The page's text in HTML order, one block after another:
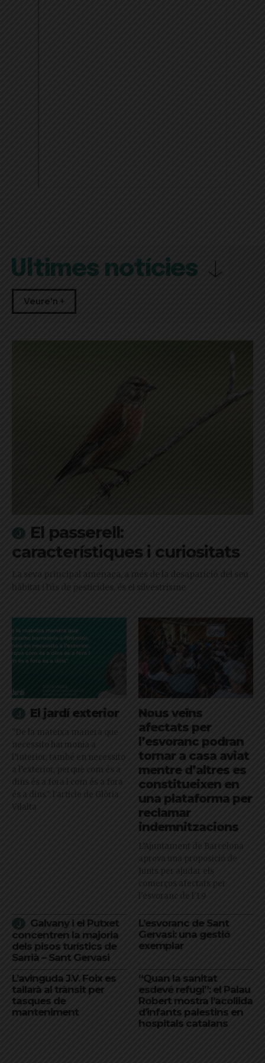
Últimes notícies
Veure'n +
El passerell:
característiques i curiositats
La seva principal amenaça, a més de la desaparició del seu
hàbitat i l'ús de pesticides, és el silvestrisme
El jardí exterior
"De la mateixa manera que
necessito harmonia a
l’interior, també en necessito
a l’exterior, perquè com és a
dins és a fora i com és a fora
és a dins": l'article de Glòria
Vilalta
Nous veïns
afectats per
l’esvoranc podran
tornar a casa aviat
mentre d’altres es
constitueixen en
una plataforma per
reclamar
indemnitzacions
L’Ajuntament de Barcelona
aprova una proposició de
Junts per ajudar els
comerços afectats per
l'esvoranc de l'L9
Galvany i el Putxet
concentren la majoria
dels pisos turístics de
Sarrià – Sant Gervasi
L’esvoranc de Sant
Gervasi: una gestió
exemplar
L’avinguda J.V. Foix es
tallarà al trànsit per
tasques de
manteniment
“Quan la sanitat
esdevé refugi”: el Palau
Robert mostra l’acollida
d’infants palestins en
hospitals catalans